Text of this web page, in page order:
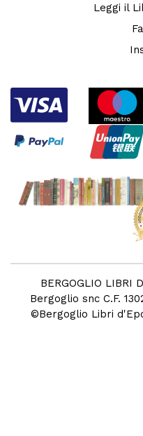
Leggi il
BERGOGLIO LIBRI
Bergoglio snc C.F.
©Bergoglio Libri